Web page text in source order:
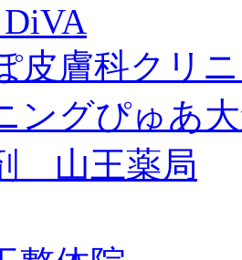
皮膚科クリ
ングぴゅあ
山王薬局